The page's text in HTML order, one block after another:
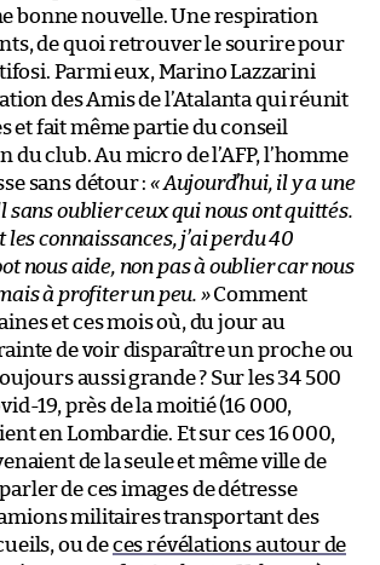
bonne nouvelle. Une respiration
de quoi retrouver le sourire pour
Parmi eux, Marino Lazzarini
des Amis de l’Atalanta qui réunit
et fait même partie du conseil
du club. Au micro de l’AFP, l’homme
sans détour :« Aujourd’hui, il y a une
sans oublier ceux qui nous ont quittés.
les connaissances, j’ai perdu 40
nous aide, non pas à oublier car nous
à profiter un peu. »Comment
et ces mois où, du jour au
de voir disparaître un proche ou
aussi grande ? Sur les 34 500
19, près de la moitié (16 000,
en Lombardie. Et sur ces 16 000,
de la seule et même ville de
de ces images de détresse
militaires transportant des
ou deces révélations autour de